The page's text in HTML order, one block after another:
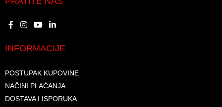
INFORMACIJE
POSTUPAK KUPOVINE
NAČINI PLAĆANJA
DOSTAVA I ISPORUKA